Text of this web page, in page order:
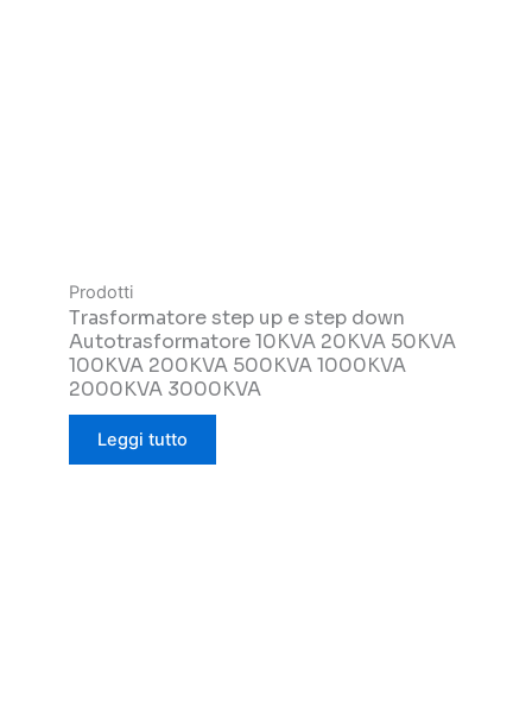
Prodotti
Trasformatore step up e step down
Autotrasformatore 10KVA 20KVA 50KVA
100KVA 200KVA 500KVA 1000KVA
2000KVA 3000KVA
Leggi tutto